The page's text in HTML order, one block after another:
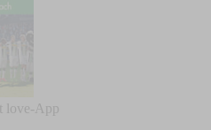
love-App